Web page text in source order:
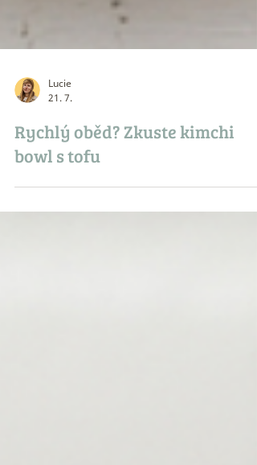
21. 7.
Rychlý oběd? Zkuste kimchi
bowl s tofu